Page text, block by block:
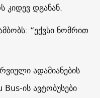
კიდევ დგანან.
“ექვსი ნომრით
ადამიანების
ის ავტობუსები